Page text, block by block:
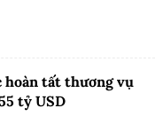
hoàn tất thương vụ
tỷ USD